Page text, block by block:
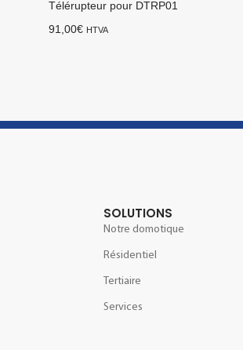
Télérupteur pour DTRP01
91,00€ HTVA
SOLUTIONS
Notre domotique
Résidentiel
Tertiaire
Services